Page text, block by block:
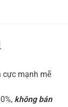
cực mạnh mẽ
không bán